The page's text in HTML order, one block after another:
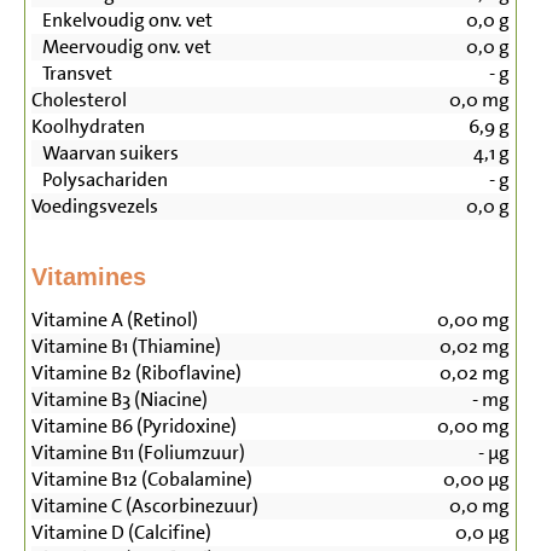
Enkelvoudig onv. vet
0,0 g
Meervoudig onv. vet
0,0 g
Transvet
-g
Cholesterol
0,0 mg
Koolhydraten
6,9g
Waarvan suikers
4,1 g
Polysachariden
-g
Voedingsvezels
0,0 g
Vitamines
Vitamine A (Retinol) 0,00 mg
Vitamine B1 (Thiamine)
0,02 mg
Vitamine B2 (Riboflavine)
0,02 mg
Vitamine B3 (Niacine)
-mg
Vitamine B6 (Pyridoxine)
0,00 mg
Vitamine B11 (Foliumzuur)
-µg
Vitamine B12 (Cobalamine)
0,00 µg
Vitamine C (Ascorbinezuur)
0,0 mg
Vitamine D (Calcifine)
0,0 µg